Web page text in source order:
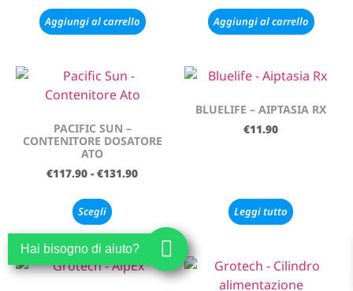
Aggiungi al carrello Aggiungi al carrello
PACIFIC SUN –
CONTENITORE DOSATORE
ATO
€117.90 - €131.90
Scegli
BLUELIFE – AIPTASIA RX
€11.90
Leggi tutto
Hai bisogno di aiuto?